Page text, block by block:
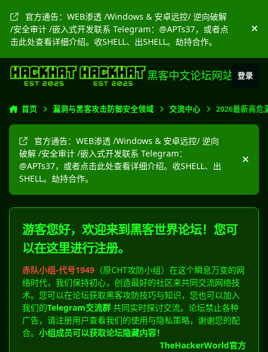
官方通告：WEB渗透 /Windows & 安卓远控/ 逆向破解
/安全审计 /嵌入式开发联系 Telegram：@APTs37，或者点
击此处查看详细介绍。收SHELL、出SHELL。劫持合作。
隐
黑客中文论坛网站 登录
首页 漏洞与黑客攻击防御安全领域 交流中心 2026最新高危
官方通告：WEB渗透 /Windows & 安卓远控/ 逆向
破解 /安全审计 /嵌入式开发联系 Telegram：
@APTs37，或者点击此处查看详细介绍。收SHELL、出
SHELL。劫持合作。
隐藏
游客您好，欢迎来到黑客世界论坛！您可
以在这里进行注册。
赤队小组-代号1949 （原CHT攻防小组）在这个瞬息万变的网
络时代，我们保持初心，创造最好的社区来共同交流网络技
术。您可以在论坛获取黑客攻防技巧与知识，您也可以加入
我们的Telegram交流群 共同实时探讨交流。论坛禁止各种
广告，请注册用户查看我们的使用与隐私策略，谢谢您的配
合。小组成员可以获取论坛隐藏内容！
TheHackerWorld官方